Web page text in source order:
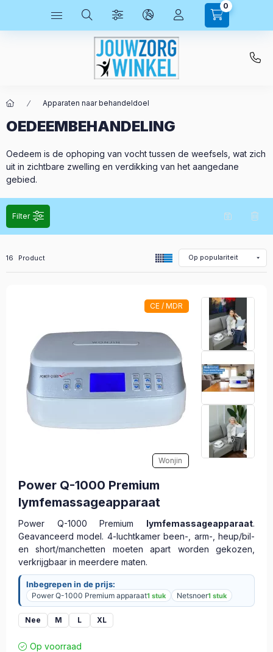
0
Apparaten naar behandeldoel
OEDEEMBEHANDELING
Oedeem is de ophoping van vocht tussen de weefsels, wat zich
uit in zichtbare zwelling en verdikking van het aangedane
gebied.
Filter
Alle producten in de categorie
16 Product
CE / MDR
Wonjin
Power Q-1000 Premium
lymfemassageapparaat
Power Q-1000 Premium lymfemassageapparaat.
Geavanceerd model. 4-luchtkamer been-, arm-, heup/bil-
en short/manchetten moeten apart worden gekozen,
verkrijgbaar in meerdere maten.
Inbegrepen in de prijs:
Power Q-1000 Premium apparaat1 stuk Netsnoer1 stuk
Nee M L XL
Op voorraad